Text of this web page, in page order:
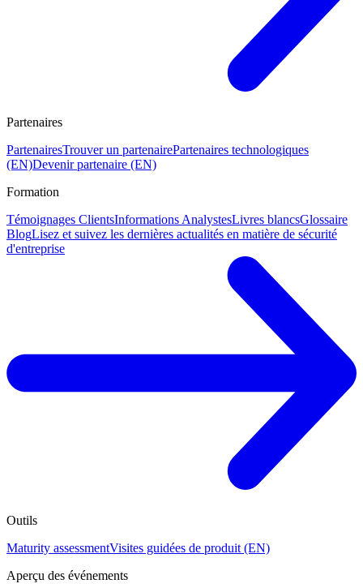
Partenaires
PartenairesTrouver un partenairePartenaires technologiques
(EN)Devenir partenaire (EN)
Formation
Témoignages ClientsInformations AnalystesLivres blancsGlossaire
BlogLisez et suivez les dernières actualités en matière de sécurité
d'entreprise
Outils
Maturity assessmentVisites guidées de produit (EN)
Aperçu des événements